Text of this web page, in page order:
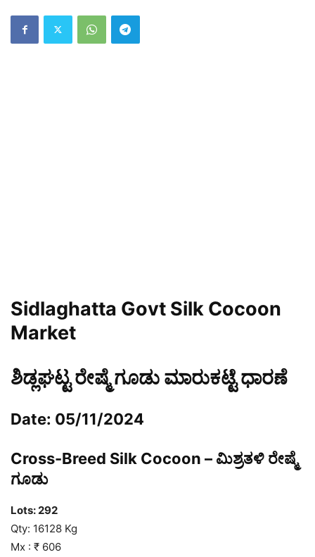
Sidlaghatta Govt Silk Cocoon
Market
ಶಿಡ್ಲಘಟ್ಟ ರೇಷ್ಮೆ ಗೂಡು ಮಾರುಕಟ್ಟೆ ಧಾರಣೆ
Date: 05/11/2024
Cross-Breed Silk Cocoon – ಮಿಶ್ರತಳಿ ರೇಷ್ಮೆ
ಗೂಡು
Lots: 292
Qty: 16128 Kg
Mx : ₹ 606